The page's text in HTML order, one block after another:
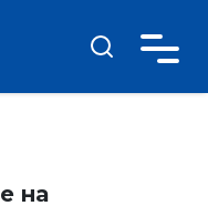
на